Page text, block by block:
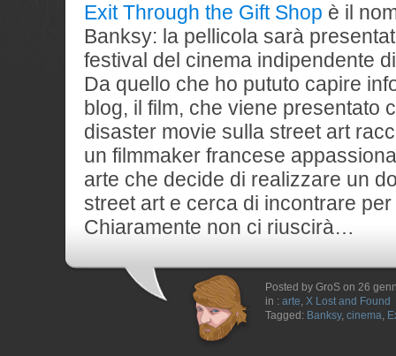
Exit Through the Gift Shop è il
Banksy: la pellicola sarà
festival del cinema indipendente
Da quello che ho pututo capire
blog, il film, che viene presentato
disaster movie sulla street art
un filmmaker francese
arte che decide di realizzare un
street art e cerca di incontrare per
Chiaramente non ci riuscirà…
Posted by GroS on 26
in : arte, X Lost and Found
Tagged: Banksy, cinema,